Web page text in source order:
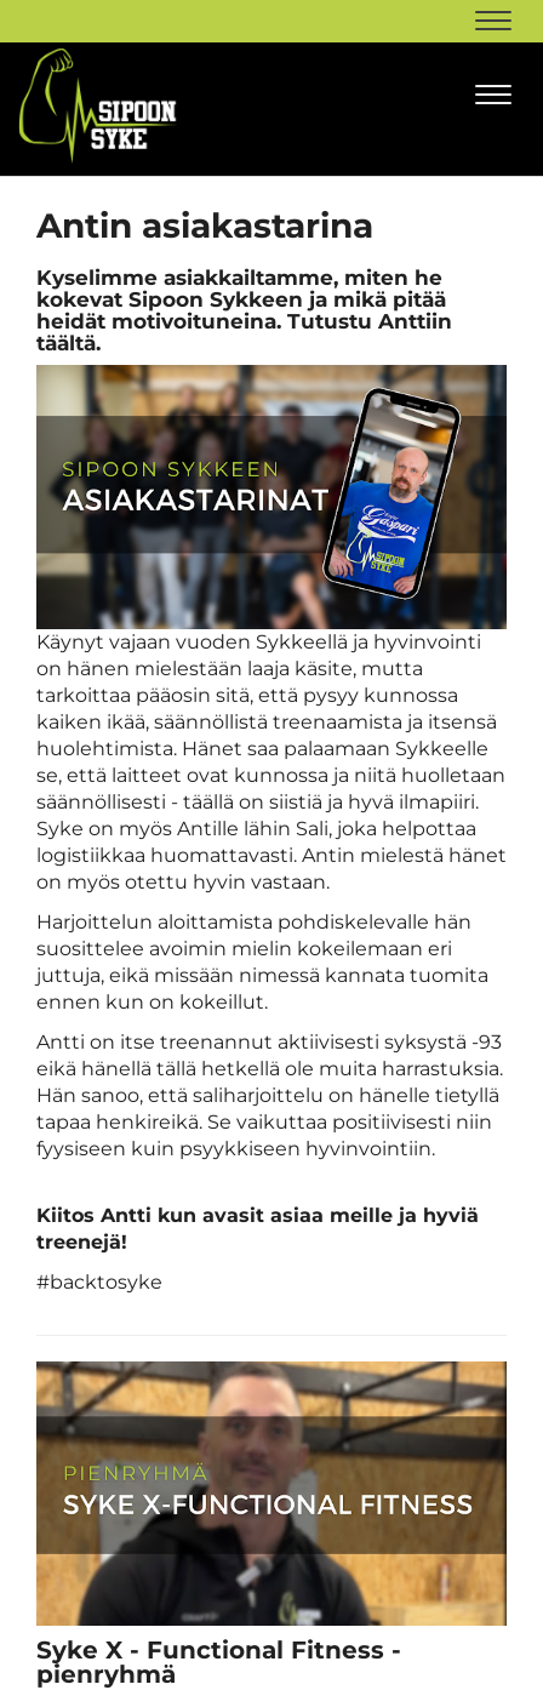
Antin asiakastarina
Kyselimme asiakkailtamme, miten he
kokevat Sipoon Sykkeen ja mikä pitää
heidät motivoituneina. Tutustu Anttiin
täältä.
Käynyt vajaan vuoden Sykkeellä ja hyvinvointi
on hänen mielestään laaja käsite, mutta
tarkoittaa pääosin sitä, että pysyy kunnossa
kaiken ikää, säännöllistä treenaamista ja itsensä
huolehtimista. Hänet saa palaamaan Sykkeelle
se, että laitteet ovat kunnossa ja niitä huolletaan
säännöllisesti - täällä on siistiä ja hyvä ilmapiiri.
Syke on myös Antille lähin Sali, joka helpottaa
logistiikkaa huomattavasti. Antin mielestä hänet
on myös otettu hyvin vastaan.
Harjoittelun aloittamista pohdiskelevalle hän
suosittelee avoimin mielin kokeilemaan eri
juttuja, eikä missään nimessä kannata tuomita
ennen kun on kokeillut.
Antti on itse treenannut aktiivisesti syksystä -93
eikä hänellä tällä hetkellä ole muita harrastuksia.
Hän sanoo, että saliharjoittelu on hänelle tietyllä
tapaa henkireikä. Se vaikuttaa positiivisesti niin
fyysiseen kuin psyykkiseen hyvinvointiin.
Kiitos Antti kun avasit asiaa meille ja hyviä
treenejä!
#backtosyke
Syke X - Functional Fitness -
pienryhmä